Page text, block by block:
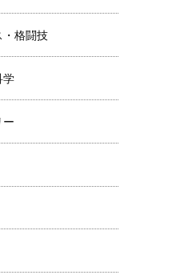
・格闘技
学
ー